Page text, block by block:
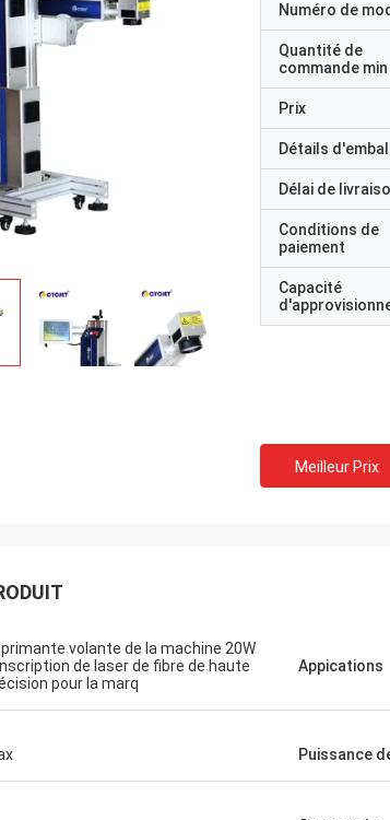
Numéro de
Quantité de
commande min
Prix
Détails
Délai de
Conditions de
paiement
Capacité
Meilleur Prix
volante de la machine 20W
de laser de fibre de haute
pour la marq
Appications
Puissance